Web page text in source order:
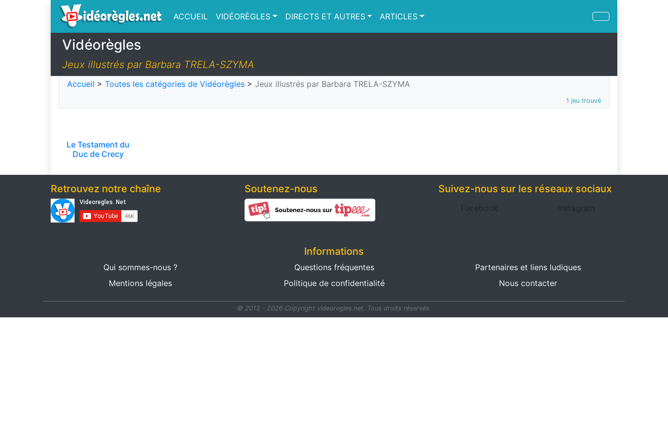
ACCUEIL VIDÉORÈGLES DIRECTS ET AUTRES ARTICLES
Vidéorègles
Jeux illustrés par Barbara TRELA-SZYMA
Accueil > Toutes les catégories de Vidéorègles > Jeux illustrés par Barbara TRELA-SZYMA
1 jeu trouvé
Le Testament du
Duc de Crecy
Retrouvez notre chaîne Soutenez-nous Suivez-nous sur les réseaux sociaux
Facebook Instagram
Informations
Qui sommes-nous ? Questions fréquentes
Partenaires et liens ludiques
Mentions légales
Politique de confidentialité Nous contacter
© 2013 - 2026 Copyright videoregles.net. Tous droits réservés.